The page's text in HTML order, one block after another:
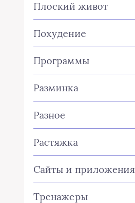
Плоский живот
Похудение
Программы
Разминка
Разное
Растяжка
Сайты и приложения
Тренажеры